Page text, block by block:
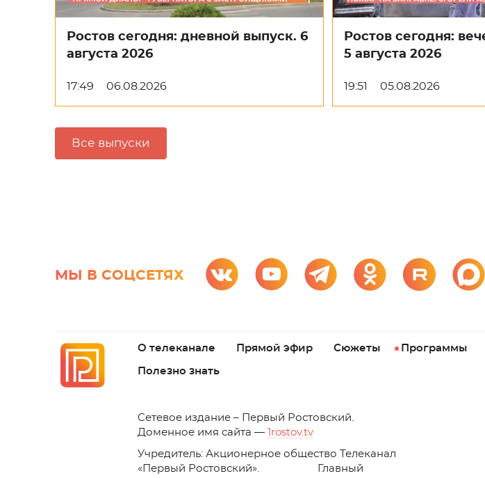
Ростов сегодня: дневной выпуск. 6
августа 2026
17:49 06.08.2026
Ростов сегодня:
5 августа 2026
19:51 05.08.2026
Все выпуски
МЫ В СОЦСЕТЯХ
О телеканале Прямой эфир Сюжеты Программы
Полезно знать
Cетевое издание – Первый Ростовский.
Доменное имя сайта —
1rostov.tv
Учредитель: Акционерное общество Телеканал
«Первый Ростовский». Главный